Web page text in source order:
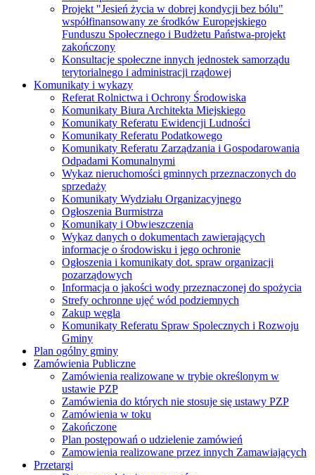
Projekt "Jesień życia w dobrej kondycji bez bólu"
współfinansowany ze środków Europejskiego
Funduszu Społecznego i Budżetu Państwa-projekt
zakończony
Konsultacje społeczne innych jednostek samorządu
terytorialnego i administracji rządowej
Komunikaty i wykazy
Referat Rolnictwa i Ochrony Środowiska
Komunikaty Biura Architekta Miejskiego
Komunikaty Referatu Ewidencji Ludności
Komunikaty Referatu Podatkowego
Komunikaty Referatu Zarządzania i Gospodarowania
Odpadami Komunalnymi
Wykaz nieruchomości gminnych przeznaczonych do
sprzedaży
Komunikaty Wydziału Organizacyjnego
Ogłoszenia Burmistrza
Komunikaty i Obwieszczenia
Wykaz danych o dokumentach zawierających
informacje o środowisku i jego ochronie
Ogłoszenia i komunikaty dot. spraw organizacji
pozarządowych
Informacja o jakości wody przeznaczonej do spożycia
Strefy ochronne ujęć wód podziemnych
Zakup węgla
Komunikaty Referatu Spraw Spolecznych i Rozwoju
Gminy
Plan ogólny gminy
Zamówienia Publiczne
Zamówienia realizowane w trybie określonym w
ustawie PZP
Zamówienia do których nie stosuje się ustawy PZP
Zamówienia w toku
Zakończone
Plan postępowań o udzielenie zamówień
Zamowienia realizowane przez innych Zamawiających
Przetargi